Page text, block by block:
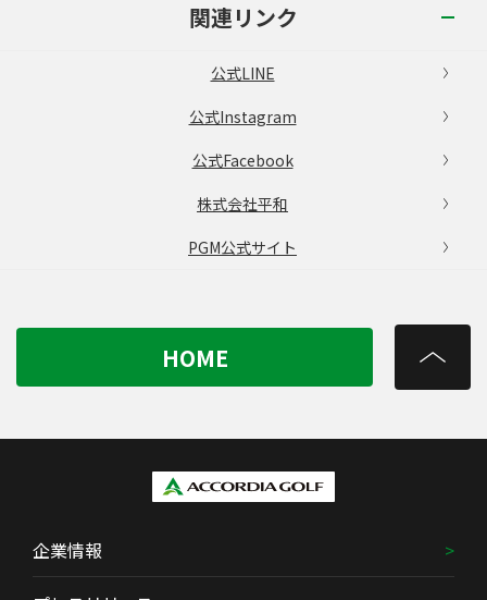
関連リンク
公式LINE
公式Instagram
公式Facebook
株式会社平和
PGM公式サイト
HOME
企業情報